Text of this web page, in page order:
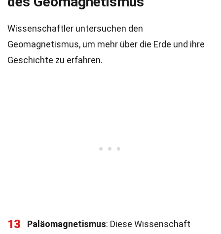
Wissenschaftler untersuchen den
Geomagnetismus, um mehr über die Erde und ihre
Geschichte zu erfahren.
13 Paläomagnetismus: Diese Wissenschaft